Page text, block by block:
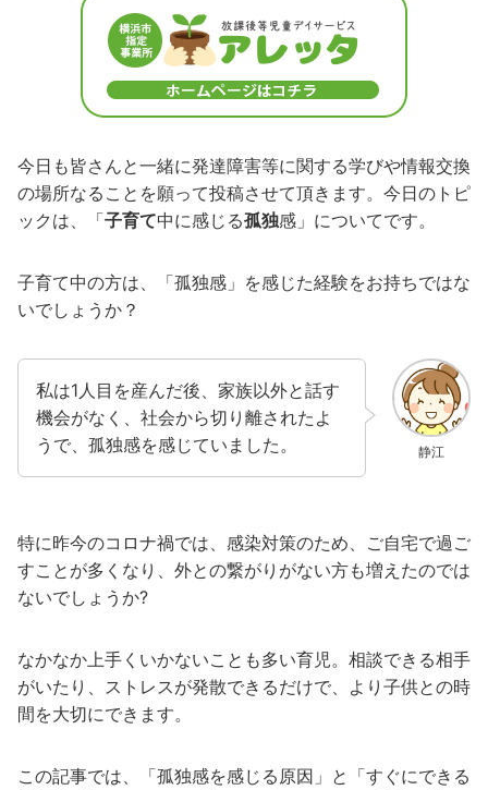
今日も皆さんと一緒に発達障害等に関する学びや情報交換
の場所なることを願って投稿させて頂きます。今日のトピ
ックは、「子育て中に感じる孤独感」についてです。
子育て中の方は、「孤独感」を感じた経験をお持ちではな
いでしょうか？
静江
私は1人目を産んだ後、家族以外と話す
機会がなく、社会から切り離されたよ
うで、孤独感を感じていました。
特に昨今のコロナ禍では、感染対策のため、ご自宅で過ご
すことが多くなり、外との繋がりがない方も増えたのでは
ないでしょうか?
なかなか上手くいかないことも多い育児。相談できる相手
がいたり、ストレスが発散できるだけで、より子供との時
間を大切にできます。
この記事では、「孤独感を感じる原因」と「すぐにできる